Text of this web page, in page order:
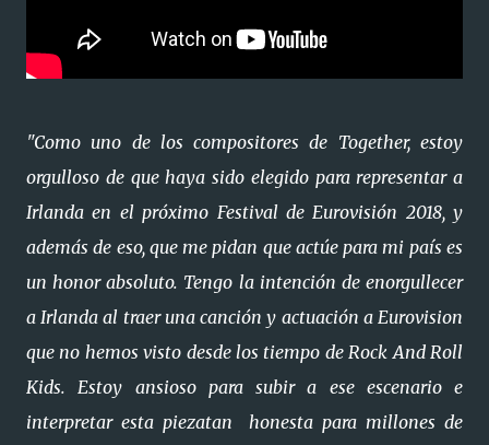
"Como uno de los compositores de Together, estoy
orgulloso de que haya sido elegido para representar a
Irlanda en el próximo Festival de Eurovisión 2018, y
además de eso, que me pidan que actúe para mi país es
un honor absoluto. Tengo la intención de enorgullecer
a Irlanda al traer una canción y actuación a Eurovision
que no hemos visto desde los tiempo de Rock And Roll
Kids. Estoy ansioso para subir a ese escenario e
interpretar esta piezatan honesta para millones de